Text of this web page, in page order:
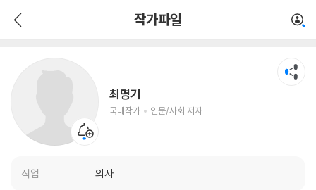
작가파일
최명기
국내작가 인문/사회 저자
직업 의사